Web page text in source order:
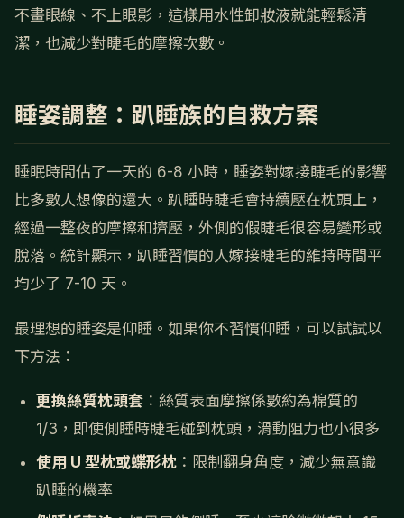
不畫眼線、不上眼影，這樣用水性卸妝液就能輕鬆清
潔，也減少對睫毛的摩擦次數。
睡姿調整：趴睡族的自救方案
睡眠時間佔了一天的 6-8 小時，睡姿對嫁接睫毛的影響
比多數人想像的還大。趴睡時睫毛會持續壓在枕頭上，
經過一整夜的摩擦和擠壓，外側的假睫毛很容易變形或
脫落。統計顯示，趴睡習慣的人嫁接睫毛的維持時間平
均少了 7-10 天。
最理想的睡姿是仰睡。如果你不習慣仰睡，可以試試以
下方法：
更換絲質枕頭套 ：絲質表面摩擦係數約為棉質的
1/3，即使側睡時睫毛碰到枕頭，滑動阻力也小很多
使用 U 型枕或蝶形枕 ：限制翻身角度，減少無意識
趴睡的機率